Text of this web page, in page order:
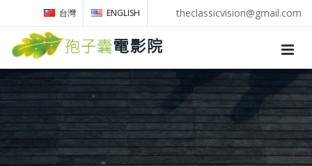
theclassicvision@gmail.com
台灣 ENGLISH